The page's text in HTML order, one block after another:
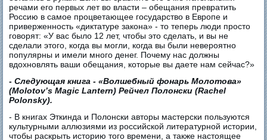
речами его первых лет во власти – обещания превратить
Россию в самое процветающее государство в Европе и
приверженность «диктатуре закона» - то теперь люди просто
говорят: «У вас было 12 лет, чтобы это сделать, и вы не
сделали этого, когда вы могли, когда вы были невероятно
популярны и имели много денег. Почему нас должны
вдохновлять ваши обещания, которые вы даете нам сейчас?»
-Следующая книга - «Волшебный фонарь Молотова»
(Molotov’s Magic Lantern) Рейчел Полонски (Rachel
Polonsky).
- В книгах Эткинда и Полонски авторы мастерски пользуются
культурными аллюзиями из российской литературной истории,
чтобы раскрыть историю того времени, а также настоящее